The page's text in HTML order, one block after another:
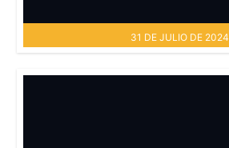
31 DE JULIO DE 2024